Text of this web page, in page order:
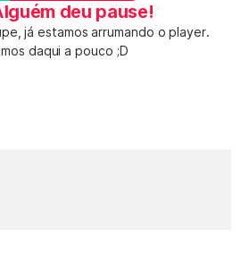
deu pause!
já estamos arrumando o player.
daqui a pouco ;D